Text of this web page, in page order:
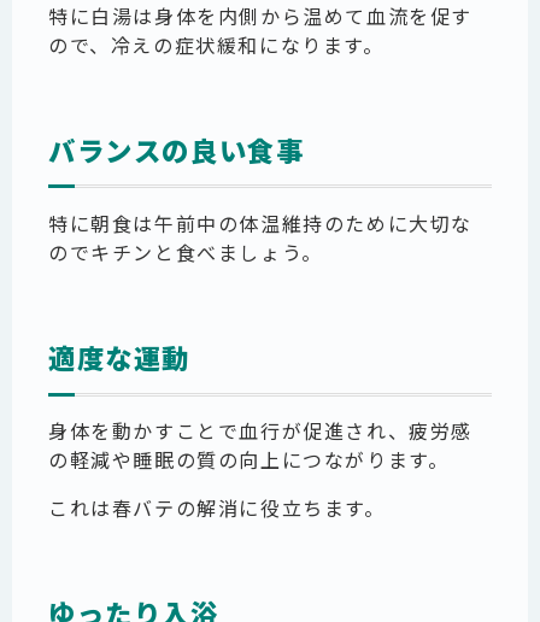
特に白湯は身体を内側から温めて血流を促す
ので、冷えの症状緩和になります。
バランスの良い食事
特に朝食は午前中の体温維持のために大切な
のでキチンと食べましょう。
適度な運動
身体を動かすことで血行が促進され、疲労感
の軽減や睡眠の質の向上につながります。
これは春バテの解消に役立ちます。
ゆったり入浴